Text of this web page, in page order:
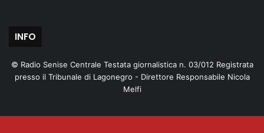
INFO
© Radio Senise Centrale Testata giornalistica n. 03/012 Registrata
presso il Tribunale di Lagonegro - Direttore Responsabile Nicola
Melfi